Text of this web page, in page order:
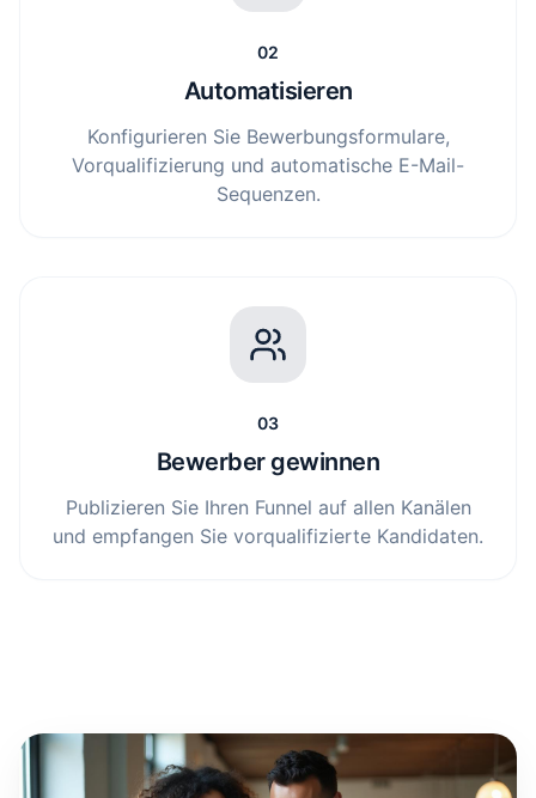
02
Automatisieren
Konfigurieren Sie Bewerbungsformulare,
Vorqualifizierung und automatische E-Mail-
Sequenzen.
03
Bewerber gewinnen
Publizieren Sie Ihren Funnel auf allen Kanälen
und empfangen Sie vorqualifizierte Kandidaten.